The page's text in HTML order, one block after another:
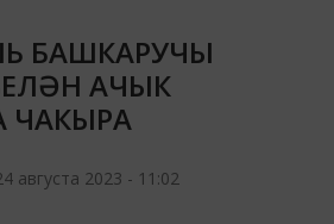
БАШКАРУЧЫ
АЧЫК
ЧАКЫРА
августа 2023 - 11:02